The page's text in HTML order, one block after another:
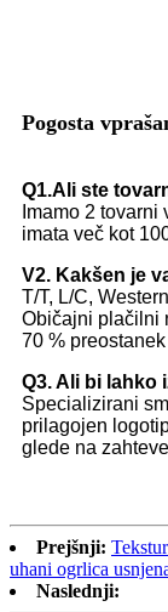
Pogosta
Q1.Ali ste
Imamo 2
imata več kot
V2. Kakšen je
T/T, L/C,
Običajni plačilni
70 %
Q3. Ali bi lahko
Specializirani
prilagojen
glede na
Prejšnji:
uhani ogrlica
Naslednji: